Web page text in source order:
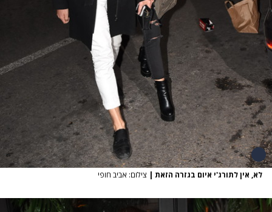
לא, אין לתורג'י איום בגזרה הזאת | צילום: אביב חופי